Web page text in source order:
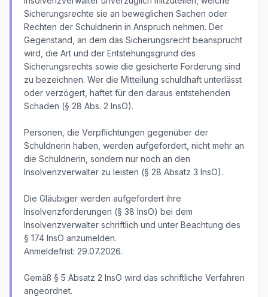
Sicherungsrechte sie an beweglichen Sachen oder
Rechten der Schuldnerin in Anspruch nehmen. Der
Gegenstand, an dem das Sicherungsrecht beansprucht
wird, die Art und der Entstehungsgrund des
Sicherungsrechts sowie die gesicherte Forderung sind
zu bezeichnen. Wer die Mitteilung schuldhaft unterlässt
oder verzögert, haftet für den daraus entstehenden
Schaden (§ 28 Abs. 2 InsO).
Personen, die Verpflichtungen gegenüber der
Schuldnerin haben, werden aufgefordert, nicht mehr an
die Schuldnerin, sondern nur noch an den
Insolvenzverwalter zu leisten (§ 28 Absatz 3 InsO).
Die Gläubiger werden aufgefordert ihre
Insolvenzforderungen (§ 38 InsO) bei dem
Insolvenzverwalter schriftlich und unter Beachtung des
§ 174 InsO anzumelden.
Anmeldefrist: 29.07.2026.
Gemäß § 5 Absatz 2 InsO wird das schriftliche Verfahren
angeordnet.